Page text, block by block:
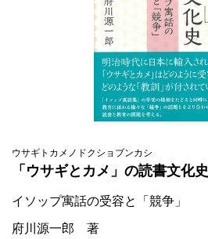
ウサギトカメノドクショブンカシ
「ウサギとカメ」の読書文化史
イソップ寓話の受容と「競争」
府川源一郎 著